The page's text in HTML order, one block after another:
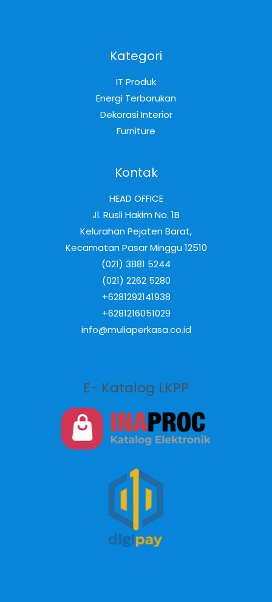
Kategori
IT Produk
Energi Terbarukan
Dekorasi Interior
Furniture
Kontak
HEAD OFFICE
Jl. Rusli Hakim No. 1B
Kelurahan Pejaten Barat,
Kecamatan Pasar Minggu 12510
(021) 3881 5244
(021) 2262 5280
+6281292141938
+6281216051029
info@muliaperkasa.co.id
E- Katalog LKPP